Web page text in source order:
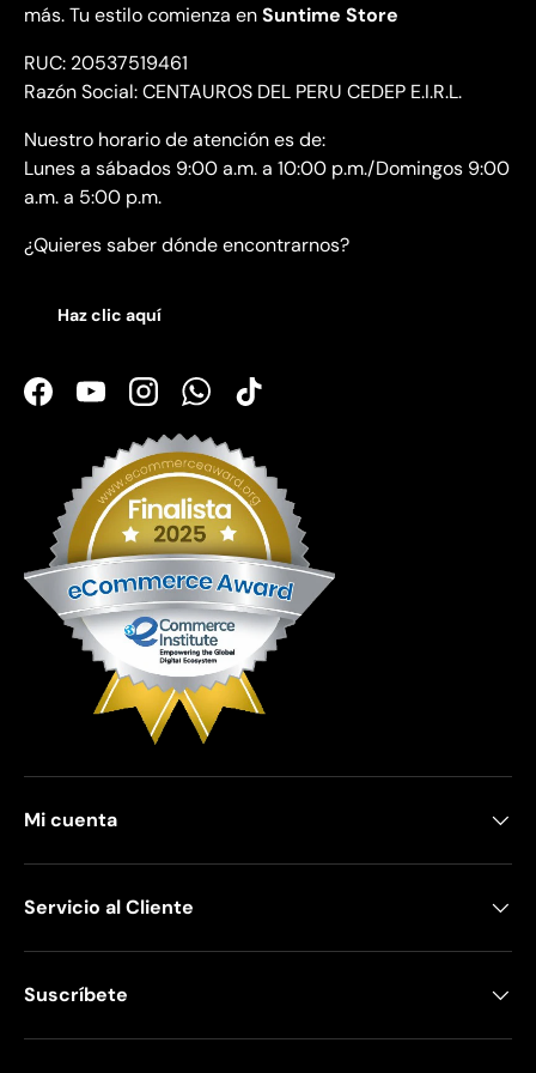
más. Tu estilo comienza enSuntime Store
RUC: 20537519461
Razón Social: CENTAUROS DEL PERU CEDEP E.I.R.L.
Nuestro horario de atención es de:
Lunes a sábados 9:00 a.m. a 10:00 p.m./Domingos 9:00
a.m. a 5:00 p.m.
¿Quieres saber dónde encontrarnos?
Haz clic aquí
FacebookYouTubeInstagramWhatsApp
TikTok
Mi cuenta
Servicio al Cliente
Suscríbete